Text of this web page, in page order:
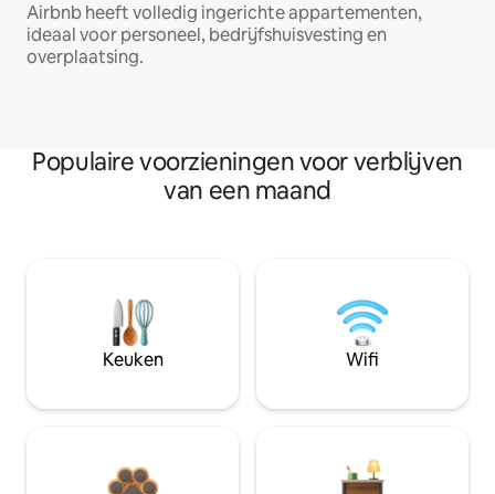
Airbnb heeft volledig ingerichte appartementen,
ideaal voor personeel, bedrijfshuisvesting en
overplaatsing.
Populaire voorzieningen voor verblijven
van een maand
Keuken Wifi